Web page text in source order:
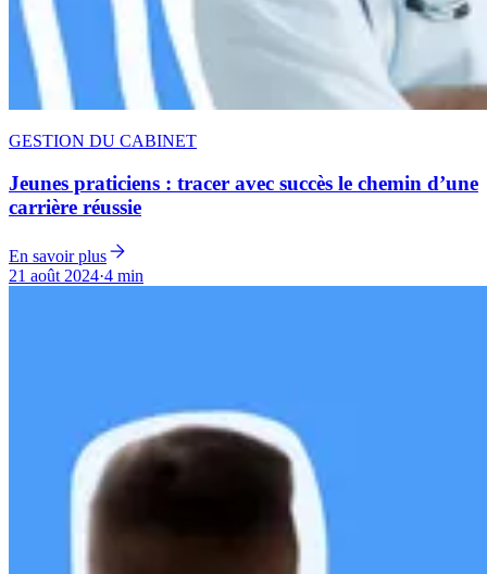
GESTION DU CABINET
Jeunes praticiens : tracer avec succès le chemin d’une
carrière réussie
En savoir plus
21 août 2024·4 min